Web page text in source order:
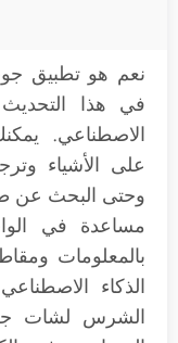
نعم هو تطبيق
في هذا
الاصطناعي.
على الأشياء
وحتى البحث عن
مساعدة في
بالمعلومات
الشرس لشات